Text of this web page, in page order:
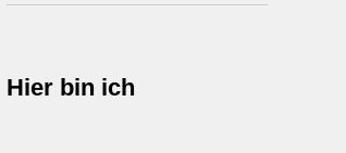
Hier bin ich